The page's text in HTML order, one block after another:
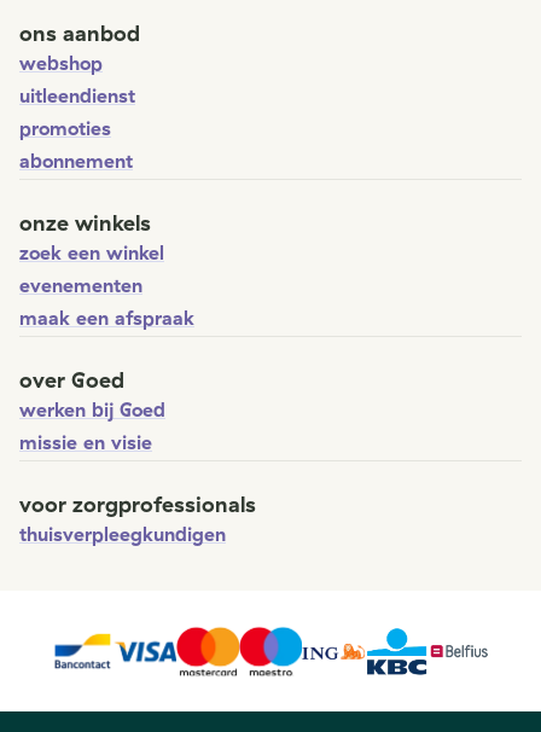
ons aanbod
webshop
uitleendienst
promoties
abonnement
onze winkels
zoek een winkel
evenementen
maak een afspraak
over Goed
werken bij Goed
missie en visie
voor zorgprofessionals
thuisverpleegkundigen